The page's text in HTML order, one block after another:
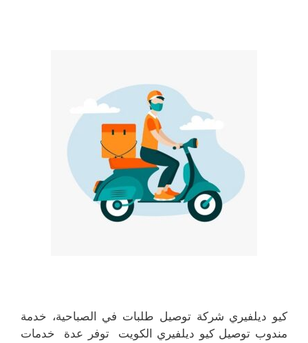
كيو ديلفيري شركة توصيل طلبات في الصباحية، خدمة
مندوب توصيل كيو ديلفيري الكويت توفر عدة خدمات